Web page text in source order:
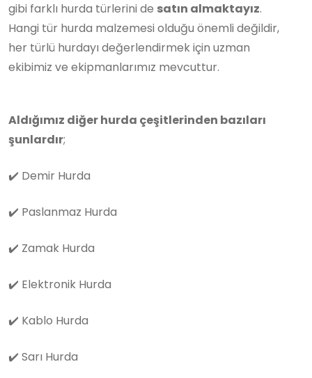
gibi farklı hurda türlerini de satın almaktayız.
Hangi tür hurda malzemesi olduğu önemli değildir,
her türlü hurdayı değerlendirmek için uzman
ekibimiz ve ekipmanlarımız mevcuttur.
Aldığımız diğer hurda çeşitlerinden bazıları
şunlardır;
✔️ Demir Hurda
✔️ Paslanmaz Hurda
✔️ Zamak Hurda
✔️ Elektronik Hurda
✔️ Kablo Hurda
✔️ Sarı Hurda